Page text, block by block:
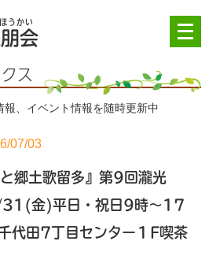
会
メ
ニ
を
ス
、イベント情報を随時更新中
07/03
と郷土歌留多』第9回瀧光
金)平日・祝日9時～17
代田7丁目センター１F喫茶